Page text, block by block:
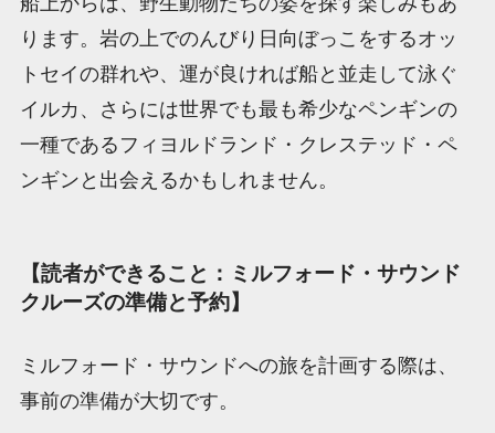
ります。岩の上でのんびり日向ぼっこをするオッ
トセイの群れや、運が良ければ船と並走して泳ぐ
イルカ、さらには世界でも最も希少なペンギンの
一種であるフィヨルドランド・クレステッド・ペ
ンギンと出会えるかもしれません。
【読者ができること：ミルフォード・サウンド
クルーズの準備と予約】
ミルフォード・サウンドへの旅を計画する際は、
事前の準備が大切です。